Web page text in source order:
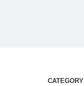
CATEGORY